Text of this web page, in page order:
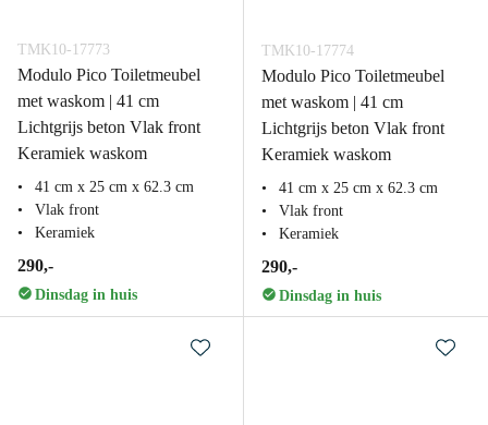
TMK10-17773
Modulo Pico Toiletmeubel
met waskom | 41 cm
Lichtgrijs beton Vlak front
Keramiek waskom
41 cm x 25 cm x 62.3 cm
Vlak front
Keramiek
290,-
Dinsdag in huis
TMK10-17774
Modulo Pico Toiletmeubel
met waskom | 41 cm
Lichtgrijs beton Vlak front
Keramiek waskom
41 cm x 25 cm x 62.3 cm
Vlak front
Keramiek
290,-
Dinsdag in huis